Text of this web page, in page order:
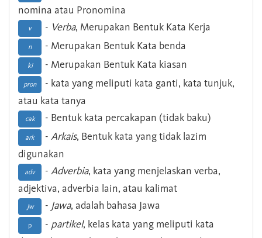
nomina atau Pronomina
v - Verba, Merupakan Bentuk Kata Kerja
n - Merupakan Bentuk Kata benda
ki - Merupakan Bentuk Kata kiasan
pron
- kata yang meliputi kata ganti, kata tunjuk,
atau kata tanya
cak - Bentuk kata percakapan (tidak baku)
ark - Arkais, Bentuk kata yang tidak lazim
digunakan
adv - Adverbia, kata yang menjelaskan verba,
adjektiva, adverbia lain, atau kalimat
Jw - Jawa, adalah bahasa Jawa
p - partikel, kelas kata yang meliputi kata